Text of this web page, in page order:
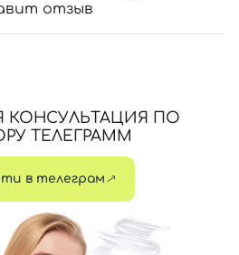
отзыв
КОНСУЛЬТАЦИЯ ПО
ТЕЛЕГРАММ
в телеграм